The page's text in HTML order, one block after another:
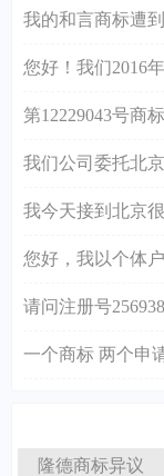
我的和言商标遭
您好！我们2016
第12229043号商
我们公司委托北
我今天接到北京
您好，我以个体
请问注册号
一个商标 两个申
隆德商标异议